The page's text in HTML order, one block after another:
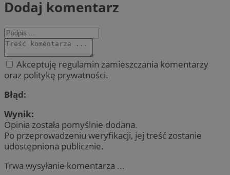
Dodaj komentarz
Akceptuję regulamin zamieszczania komentarzy
oraz politykę prywatności.
Błąd:
Wynik:
Opinia została pomyślnie dodana.
Po przeprowadzeniu weryfikacji, jej treść zostanie
udostępniona publicznie.
Trwa wysyłanie komentarza ...